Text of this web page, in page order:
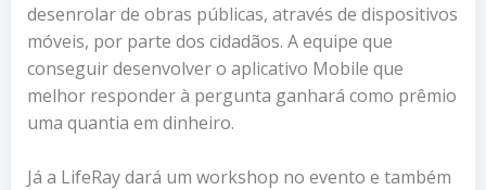
desenrolar de obras públicas, através de dispositivos
móveis, por parte dos cidadãos. A equipe que
conseguir desenvolver o aplicativo Mobile que
melhor responder à pergunta ganhará como prêmio
uma quantia em dinheiro.
Já a LifeRay dará um workshop no evento e também